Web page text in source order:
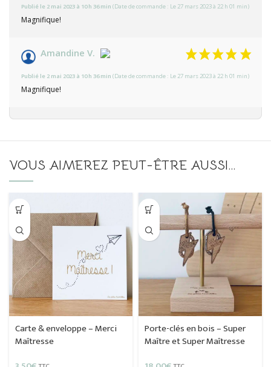
Publié le 2 mai 2023 à 10 h 36 min (Date de commande : Le 27 mars 2023 à 22 h 01 min)
Magnifique!
Amandine V.
Publié le 2 mai 2023 à 10 h 36 min (Date de commande : Le 27 mars 2023 à 22 h 01 min)
Magnifique!
VOUS AIMEREZ PEUT-ÊTRE AUSSI…
Carte & enveloppe – Merci
Maîtresse
Porte-clés en bois – Super
Maître et Super Maîtresse